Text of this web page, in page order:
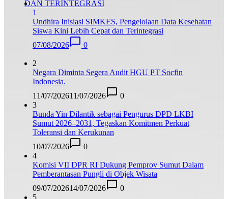
1
Undhira Inisiasi SIMKES, Pengelolaan Data Kesehatan
Siswa Kini Lebih Cepat dan Terintegrasi
07/08/2026
0
2
Negara Diminta Segera Audit HGU PT Socfin
Indonesia.
11/07/202611/07/2026
0
3
Bunda Yin Dilantik sebagai Pengurus DPD LKBI
Sumut 2026–2031, Tegaskan Komitmen Perkuat
Toleransi dan Kerukunan
10/07/2026
0
4
Komisi VII DPR RI Dukung Pemprov Sumut Dalam
Pemberantasan Pungli di Objek Wisata
09/07/202614/07/2026
0